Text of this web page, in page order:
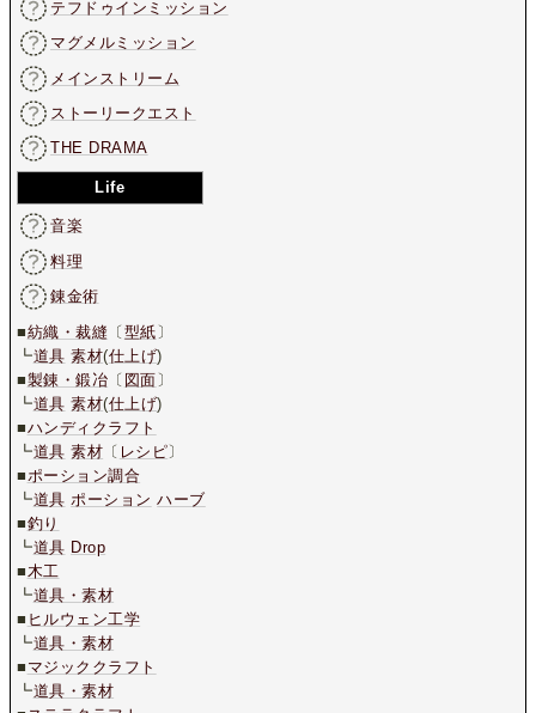
テフドゥインミッション
マグメルミッション
メインストリーム
ストーリークエスト
THE DRAMA
Life
音楽
料理
錬金術
■紡織・裁縫 〔 型紙 〕
┗道具 素材(仕上げ)
■製錬・鍛冶 〔 図面 〕
┗道具 素材(仕上げ)
■ハンディクラフト
┗道具 素材 〔 レシピ〕
■ポーション調合
┗道具 ポーション ハーブ
■釣り
┗道具 Drop
■木工
┗道具・素材
■ ヒルウェン工学
┗道具・素材
■ マジッククラフト
┗道具・素材